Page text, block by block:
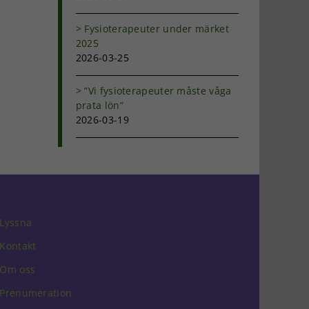
Fysioterapeuter under märket
2025
2026-03-25
”Vi fysioterapeuter måste våga
prata lön”
2026-03-19
Lyssna
Kontakt
Om oss
Prenumeration